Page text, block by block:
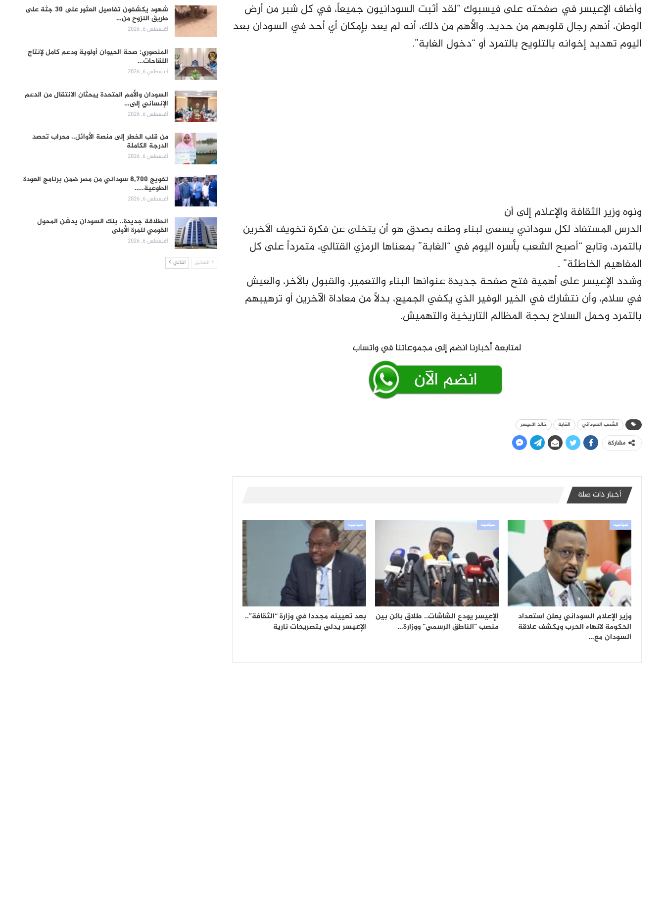
وأضاف الإعيسر في صفحته على فيسبوك “‏لقد أثبت السودانيون جميعاً، في كل شبر من أرض
الوطن، أنهم رجال قلوبهم من حديد. والأهم من ذلك، أنه لم يعد بإمكان أي أحد في السودان بعد
اليوم تهديد إخوانه بالتلويح بالتمرد أو “دخول الغابة”.
ونوه وزير الثقافة والإعلام إلى أن
الدرس المستفاد لكل سوداني يسعى لبناء وطنه بصدق هو أن يتخلى عن فكرة تخويف الآخرين
بالتمرد، وتابع “أصبح الشعب بأسره اليوم في “الغابة” بمعناها الرمزي القتالي، متمرداً على كل
المفاهيم الخاطئة” .
وشدد الإعيسر على أهمية فتح صفحة جديدة عنوانها البناء والتعمير، والقبول بالآخر، والعيش
في سلام، وأن نتشارك في الخير الوفير الذي يكفي الجميع، بدلاً من معاداة الآخرين أو ترهيبهم
بالتمرد وحمل السلاح بحجة المظالم التاريخية والتهميش.
الشعب السوداني الغابة خالد الاعيسر
مشاركة
أخبار ذات صلة
سياسية
وزير الإعلام السوداني يعلن استعداد
الحكومة لانهاء الحرب ويكشف علاقة
السودان مع…
سياسية
الإعيسر يودع الشاشات.. طلاق بائن بين
منصب “الناطق الرسمي” ووزارة…
سياسية
بعد تعيينه مجددا في وزارة “الثقافة”..
الإعيسر يدلي بتصريحات نارية
شهود يكشفون تفاصيل العثور على 30 جثة على
طريق النزوح من…
أغسطس 6, 2026
المنصوري: صحة الحيوان أولوية ودعم كامل لإنتاج
اللقاحات…
أغسطس 6, 2026
السودان والأمم المتحدة يبحثان الانتقال من الدعم
الإنساني إلى…
أغسطس 6, 2026
من قلب الخطر إلى منصة الأوائل.. محراب تحصد
الدرجة الكاملة
أغسطس 6, 2026
تفويج 8,700 سوداني من مصر ضمن برنامج العودة
الطوعية..…
أغسطس 6, 2026
انطلاقة جديدة.. بنك السودان يدشن المحول
القومي للمرة الأولى
أغسطس 6, 2026
السابق التالي